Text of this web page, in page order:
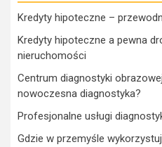
Kredyty hipoteczne –
Kredyty hipoteczne a pewna
nieruchomości
Centrum diagnostyki
nowoczesna diagnostyka?
Profesjonalne usługi
Gdzie w przemyśle